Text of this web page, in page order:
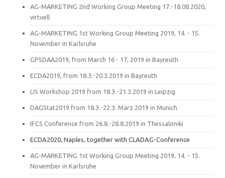
AG-MARKETING 2nd Working Group Meeting 17.-18.08.2020,
virtuell
AG-MARKETING 1st Working Group Meeting 2019, 14. - 15.
November in Karlsruhe
GPSDAA2019, from March 16 - 17, 2019 in Bayreuth
ECDA2019, from 18.3.-20.3.2019 in Bayreuth
LIS Workshop 2019 from 18.3.-21.3.2019 in Leipzig
DAGStat2019 from 18.3.-22.3. März 2019 in Munich
IFCS Conference from 26.8.-28.8.2019 in Thessaloniki
ECDA2020, Naples, together with CLADAG-Conference
AG-MARKETING 1st Working Group Meeting 2019, 14. - 15.
November in Karlsruhe